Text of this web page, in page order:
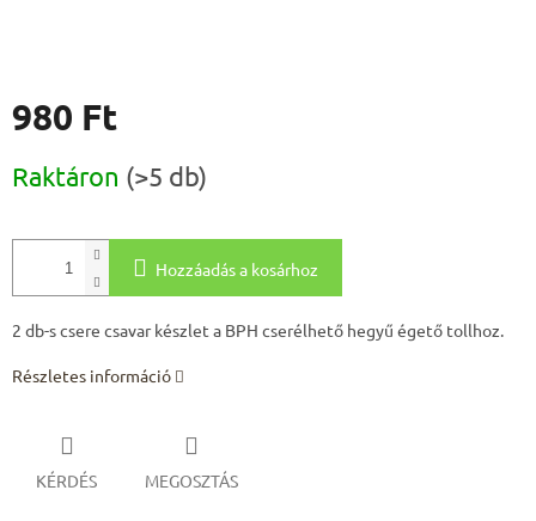
980 Ft
Raktáron (>5 db)
Hozzáadás a kosárhoz
2 db-s csere csavar készlet a BPH cserélhető hegyű égető tollhoz.
Részletes információ
KÉRDÉS MEGOSZTÁS